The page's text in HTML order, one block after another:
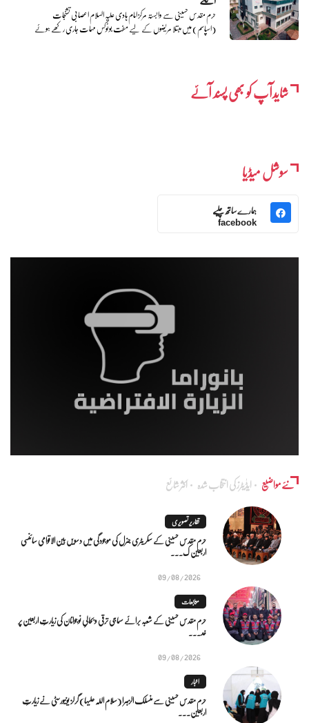
حرم مقدس حسینی سے وابستہ مرکز امام ہادی علیہ السلام اعصابی تشنجات
(اسپاسم) میں مبتلا مریضوں کے لیے مفت بوٹوکس مہمات جاری رکھے ہوئے
شایدآپ کو بھی پسند آئے
سوشل میڈیا
ہمارے ساتھ چلیے
facebook
نئے مواضیع ایڈٰیٹرز کی انتخاب شدہ اکثر شائع
تقاریر تصویری
حرم مقدس حسینی کے سکریٹری جنرل کی موجودگی میں دسویں بین الاقوامی سائنسی
اربعین ک...
09/08/2026
متابعات
حرم مقدس حسینی کے شعبہ برائے سماجی ترقی و بحالیِ نوجوانان کی زیارتِ اربعین پر
خد...
09/08/2026
اخبار
حرم مقدس حسینی سے منسلک الزہرا (سلام اللہ علیہا) گرلز یونیورسٹی نے زیارتِ
اربعین...